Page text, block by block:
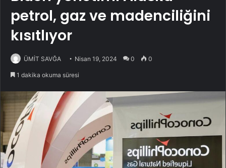
petrol, gaz ve madenciliğini
kısıtlıyor
ÜMİT SAVĞA Nisan 19, 2024 0 0
1 dakika okuma süresi